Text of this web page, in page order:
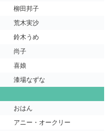
柳田邦子
荒木実沙
鈴木うめ
尚子
喜娘
漆場なずな
おはん
アニー・オークリー